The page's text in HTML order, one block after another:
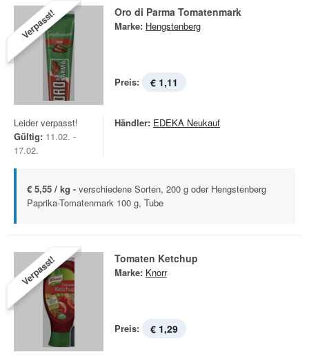
Verpasst! Oro di Parma Tomatenmark
Marke: Hengstenberg
Preis: € 1,11
Leider verpasst!
Gültig: 11.02. -
17.02.
Händler: EDEKA Neukauf
€ 5,55 / kg - verschiedene Sorten, 200 g oder Hengstenberg
Paprika-Tomatenmark 100 g, Tube
Verpasst! Tomaten Ketchup
Marke: Knorr
Preis: € 1,29